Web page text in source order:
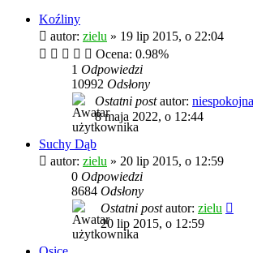
Koźliny
autor: zielu » 19 lip 2015, o 22:04
Ocena: 0.98%
1 Odpowiedzi
10992 Odsłony
Ostatni postautor:
8 maja 2022, o 12:44
Suchy Dąb
autor: zielu » 20 lip 2015, o 12:59
0 Odpowiedzi
8684 Odsłony
Ostatni postautor: zielu
20 lip 2015, o 12:59